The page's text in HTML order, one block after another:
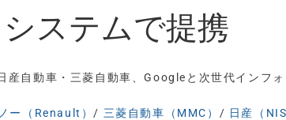
ステムで提携
産自動車・三菱自動車、Googleと次世代インフ
ー（Renault） / 三菱自動車（MMC） / 日産（